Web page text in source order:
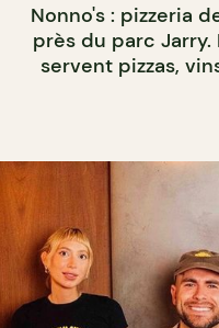
Nonno's : pizzeria
près du parc
servent pizzas,